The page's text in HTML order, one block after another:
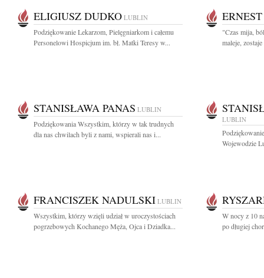
ELIGIUSZ DUDKO LUBLIN
Podziękowanie Lekarzom, Pielęgniarkom i całemu
Personelowi Hospicjum im. bł. Matki Teresy w...
"Czas mija,
maleje,
STANISŁAWA PANAS LUBLIN
Podziękowania Wszystkim, którzy w tak trudnych
dla nas chwilach byli z nami, wspierali nas i...
LUBLIN
Wojewodzie
FRANCISZEK NADULSKI LUBLIN
Wszystkim, którzy wzięli udział w uroczystościach
pogrzebowych Kochanego Męża, Ojca i Dziadka...
W nocy z 10
po długiej